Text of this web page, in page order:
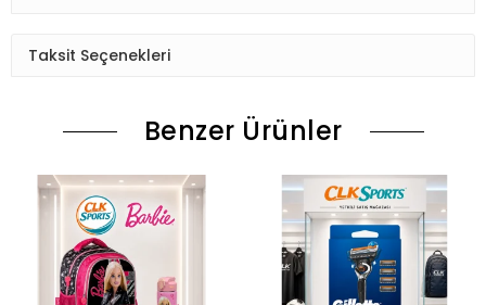
Taksit Seçenekleri
Benzer Ürünler